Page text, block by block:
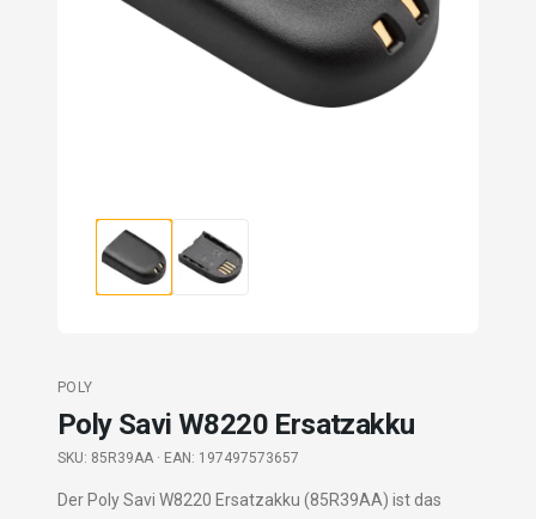
POLY
Poly Savi W8220 Ersatzakku
SKU: 85R39AA · EAN: 197497573657
Der Poly Savi W8220 Ersatzakku (85R39AA) ist das